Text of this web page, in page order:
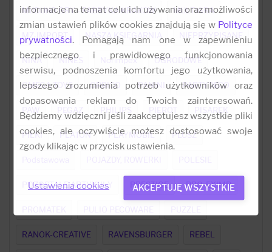
MUDUKO GRY - FABRYKA KRAKOW MULTIGRA
MZ-IMPORT NASZA KSIĘGARNIA NIEPRZYPISANE
NINA NINES Norimpex OGRODOWE
OMEGA TOYS ORBICO PANINI PARTYDECO
PIŁKI PLATON PLAYMOBIL PLUSZ
POZOSTAŁE ARTYKUŁY PRESTIGE PRO-EXIMP
RANOK-CREATIVE RAVENSBURGER REBEL
informacje na temat celu ich używania oraz możliwości
zmian ustawień plików cookies znajdują się w Polityce
prywatności. Pomagają nam one w zapewnieniu
bezpiecznego i prawidłowego funkcjonowania
serwisu, podnoszenia komfortu jego użytkowania,
lepszego zrozumienia potrzeb użytkowników oraz
dopasowania reklam do Twoich zainteresowań.
Będziemy wdzięczni jeśli zaakceptujesz wszystkie pliki
cookies, ale oczywiście możesz dostosować swoje
zgody klikając w przycisk ustawienia.
Ustawienia cookies AKCEPTUJĘ WSZYSTKIE